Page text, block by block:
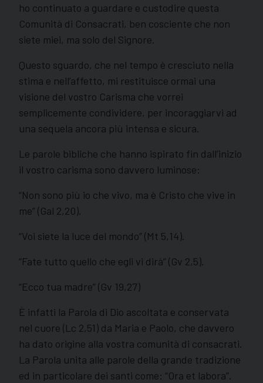
ho continuato a guardare e custodire questa
Comunità di Consacrati, ben cosciente che non
siete miei, ma solo del Signore.
Questo sguardo, che nel tempo è cresciuto nella
stima e nell’affetto, mi restituisce ormai una
visione del vostro Carisma che vorrei
semplicemente condividere, per incoraggiarvi ad
una sequela ancora più intensa e sicura.
Le parole bibliche che hanno ispirato fin dall’inizio
il vostro carisma sono davvero luminose:
“Non sono più io che vivo, ma è Cristo che vive in
me” (Gal 2,20).
“Voi siete la luce del mondo” (Mt 5,14).
“Fate tutto quello che egli vi dirà” (Gv 2,5).
“Ecco tua madre” (Gv 19,27)
È infatti la Parola di Dio ascoltata e conservata
nel cuore (Lc 2,51) da Maria e Paolo, che davvero
ha dato origine alla vostra comunità di consacrati.
La Parola unita alle parole della grande tradizione
ed in particolare dei santi come: “Ora et labora”.